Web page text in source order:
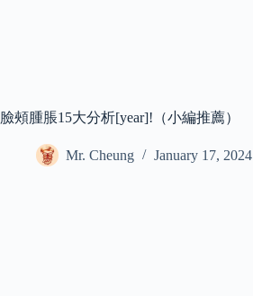
臉頰腫脹15大分析[year]!（小編推薦）
Mr. Cheung January 17, 2024